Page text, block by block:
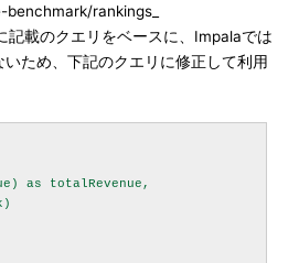
rankings_
載のクエリをベースに、Impalaでは
ため、下記のクエリに修正して利用